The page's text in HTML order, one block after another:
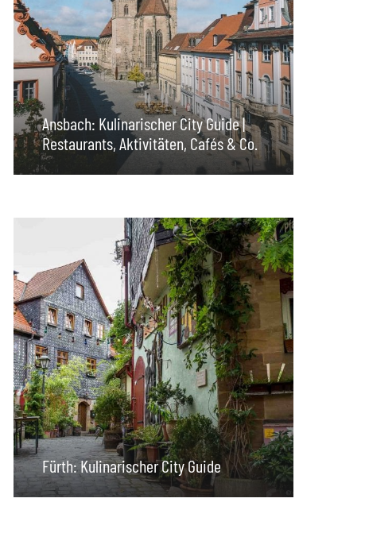
Ansbach: Kulinarischer City Guide |
Restaurants, Aktivitäten, Cafés & Co.
Fürth: Kulinarischer City Guide